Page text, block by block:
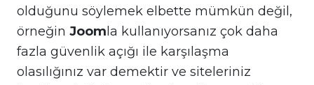
olduğunu söylemek elbette mümkün değil,
örneğin Joom la kullanıyorsanız çok daha
fazla güvenlik açığı ile karşılaşma
olasılığınız var demektir ve siteleriniz